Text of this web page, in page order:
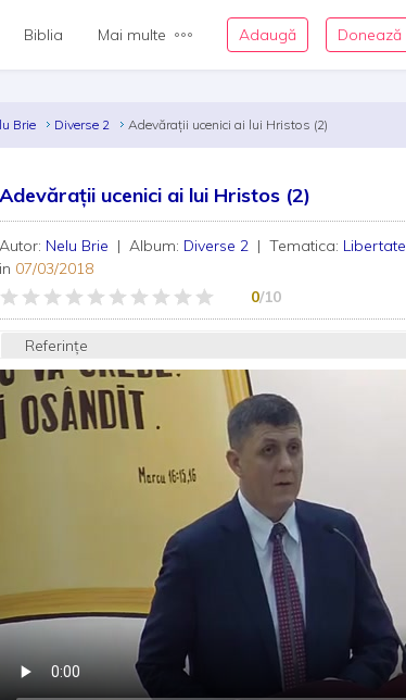
Biblia Mai multe Adaugă Donează
Brie Diverse 2 Adevărații ucenici ai lui Hristos (2)
Adevărații ucenici ai lui Hristos (2)
Autor: Nelu Brie | Album: Diverse 2 | Tematica: Libertate
in 07/03/2018
0/10
Referințe